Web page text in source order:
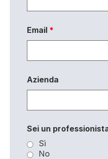
Email *
Azienda
Sei un
Sì
No